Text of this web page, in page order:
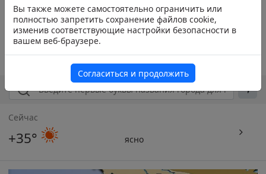
Сейчас
+35° ясно
Вы также можете самостоятельно ограничить или
полностью запретить сохранение файлов cookie,
изменив соответствующие настройки безопасности в
вашем веб-браузере.
Согласиться и продолжить